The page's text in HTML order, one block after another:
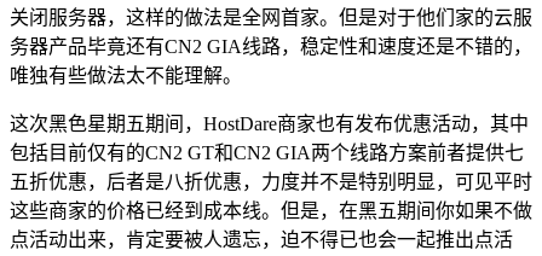
关闭服务器，这样的做法是全网首家。但是对于他们家的云服
务器产品毕竟还有CN2 GIA线路，稳定性和速度还是不错的，
唯独有些做法太不能理解。
这次黑色星期五期间，HostDare商家也有发布优惠活动，其中
包括目前仅有的CN2 GT和CN2 GIA两个线路方案前者提供七
五折优惠，后者是八折优惠，力度并不是特别明显，可见平时
这些商家的价格已经到成本线。但是，在黑五期间你如果不做
点活动出来，肯定要被人遗忘，迫不得已也会一起推出点活